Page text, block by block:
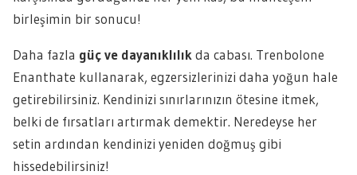
birleşimin bir sonucu!
Daha fazla güç ve dayanıklılık da cabası. Trenbolone
Enanthate kullanarak, egzersizlerinizi daha yoğun hale
getirebilirsiniz. Kendinizi sınırlarınızın ötesine itmek,
belki de fırsatları artırmak demektir. Neredeyse her
setin ardından kendinizi yeniden doğmuş gibi
hissedebilirsiniz!